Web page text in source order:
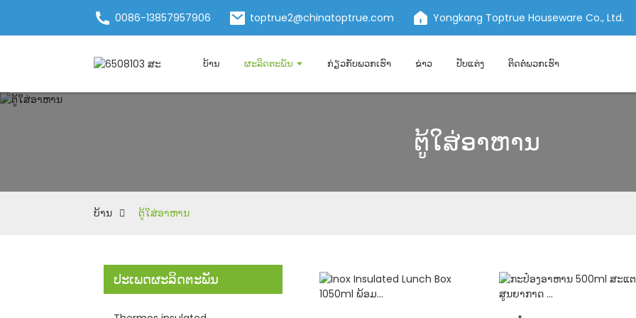
0086-13857957906 toptrue2@chinatoptrue.com Yongkang Toptrue Houseware Co., Ltd.
ບ້ານ ຜະລິດຕະພັນ ກ່ຽວ​ກັບ​ພວກ​ເຮົາ ຂ່າວ ປັບແຕ່ງ ຕິດ​ຕໍ່​ພວກ​ເຮົາ
ຕູ້ໃສ່ອາຫານ
ບ້ານ ຕູ້ໃສ່ອາຫານ
ປະເພດຜະລິດຕະພັນ